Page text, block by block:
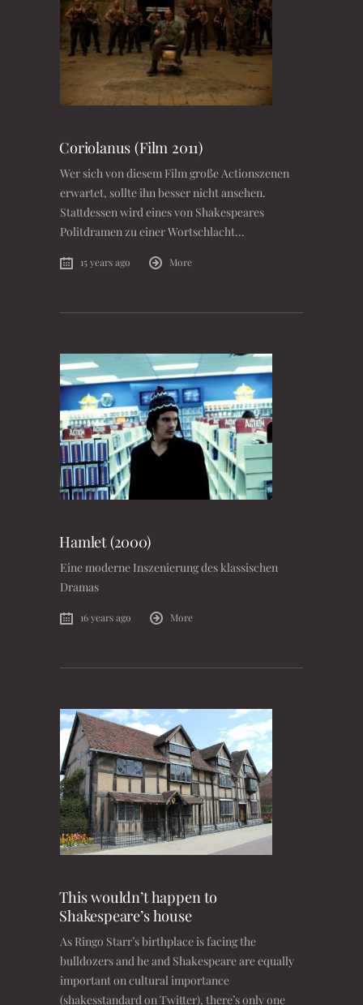
Coriolanus (Film 2011)
Wer sich von diesem Film große Actionszenen
erwartet, sollte ihn besser nicht ansehen.
Stattdessen wird eines von Shakespeares
Politdramen zu einer Wortschlacht...
15 years ago More
Hamlet (2000)
Eine moderne Inszenierung des klassischen
Dramas
16 years ago More
This wouldn’t happen to
Shakespeare’s house
As Ringo Starr’s birthplace is facing the
bulldozers and he and Shakespeare are equally
important on cultural importance
(shakesstandard on Twitter), there’s only one